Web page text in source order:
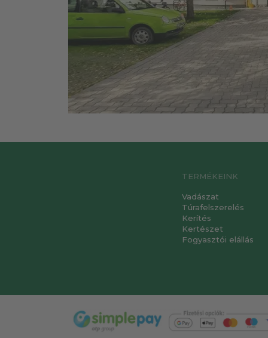
TERMÉKEINK
Vadászat
Túrafelszerelés
Kerítés
Kertészet
Fogyasztói elállás